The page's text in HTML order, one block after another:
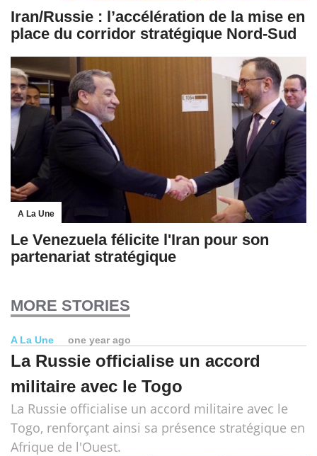
Iran/Russie : l’accélération de la mise en
place du corridor stratégique Nord-Sud
A La Une
Le Venezuela félicite l'Iran pour son
partenariat stratégique
MORE STORIES
A La Une one year ago
La Russie officialise un accord
militaire avec le Togo
La Russie officialise un accord militaire avec le
Togo, renforçant ainsi sa présence stratégique en
Afrique de l'Ouest.